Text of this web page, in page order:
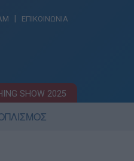
ΕΠΙΚΟΙΝΩΝΙΑ
SHOW 2025